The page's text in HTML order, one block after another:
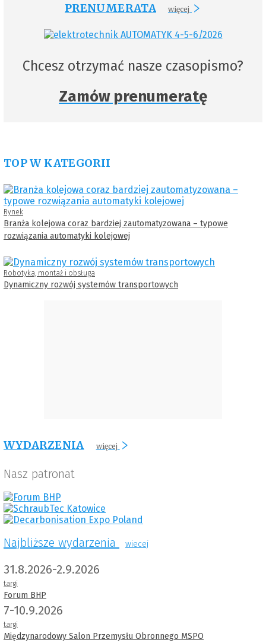
PRENUMERATA więcej
Chcesz otrzymać nasze czasopismo?
Zamów prenumeratę
TOP W KATEGORII
Rynek
Branża kolejowa coraz bardziej zautomatyzowana – typowe
rozwiązania automatyki kolejowej
Robotyka, montaż i obsługa
Dynamiczny rozwój systemów transportowych
WYDARZENIA więcej
Nasz patronat
Najbliższe wydarzenia wiecej
31.8.2026-2.9.2026
targi
Forum BHP
7-10.9.2026
targi
Międzynarodowy Salon Przemysłu Obronnego MSPO